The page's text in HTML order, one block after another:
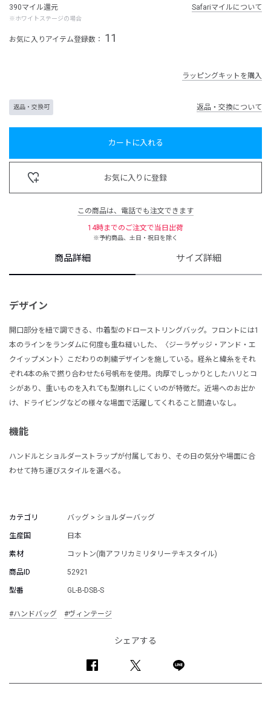
390マイル還元
※ホワイトステージの場合
Safariマイルについて
お気に入りアイテム登録数： 11
ラッピングキットを購入
返品・交換可 返品・交換について
カートに入れる
お気に入りに登録
この商品は、電話でも注文できます
14時までのご注文で当日出荷
※予約商品、土日・祝日を除く
商品詳細 サイズ詳細
デザイン
開口部分を紐で調できる、巾着型のドローストリングバッグ。フロントには1
本のラインをランダムに何度も重ね縫いした、〈ジーラゲッジ・アンド・エ
クイップメント〉こだわりの刺繍デザインを施している。経糸と緯糸をそれ
ぞれ4本の糸で撚り合わせた6号帆布を使用。肉厚でしっかりとしたハリとコ
シがあり、重いものを入れても型崩れしにくいのが特徴だ。近場へのお出か
け、ドライビングなどの様々な場面で活躍してくれること間違いなし。
機能
ハンドルとショルダーストラップが付属しており、その日の気分や場面に合
わせて持ち運びスタイルを選べる。
カテゴリ バッグ > ショルダーバッグ
生産国 日本
素材 コットン(南アフリカミリタリーテキスタイル)
商品ID 52921
型番 GL-B-DSB-S
#ハンドバッグ #ヴィンテージ
シェアする